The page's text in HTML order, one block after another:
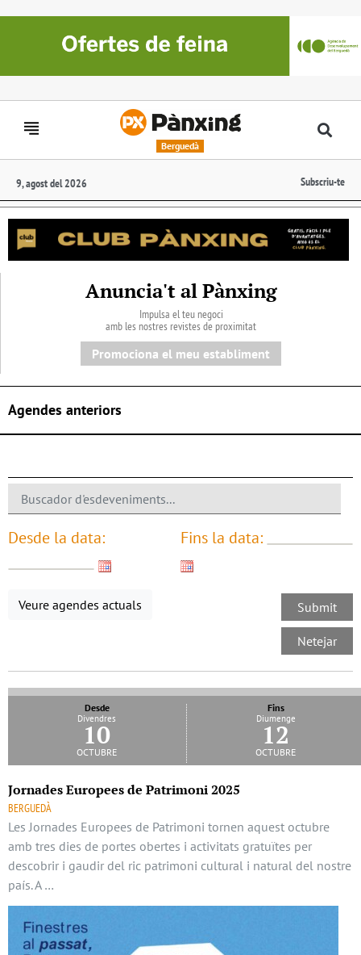
Berguedà
9, agost del 2026 Subscriu-te
Anuncia't al Pànxing
Impulsa el teu negoci
amb les nostres revistes de proximitat
Promociona el meu establiment
Agendes anteriors
Desde la data: Fins la data:
Veure agendes actuals
Desde
Divendres
10
octubre
Fins
Diumenge
12
octubre
Jornades Europees de Patrimoni 2025
BERGUEDÀ
Les Jornades Europees de Patrimoni tornen aquest octubre
amb tres dies de portes obertes i activitats gratuïtes per
descobrir i gaudir del ric patrimoni cultural i natural del nostre
país. A …